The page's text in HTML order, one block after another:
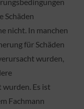
Schäden
nicht. In manchen
für Schäden
wurden,
Es ist
Fachmann